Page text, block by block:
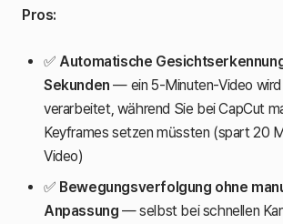
Pros:
✅ Automatische
Sekunden — ein 5-Minuten-Video
verarbeitet, während Sie bei CapCut
Keyframes setzen müssten (spart 20
Video)
✅ Bewegungsverfolgung ohne
Anpassung — selbst bei schnellen